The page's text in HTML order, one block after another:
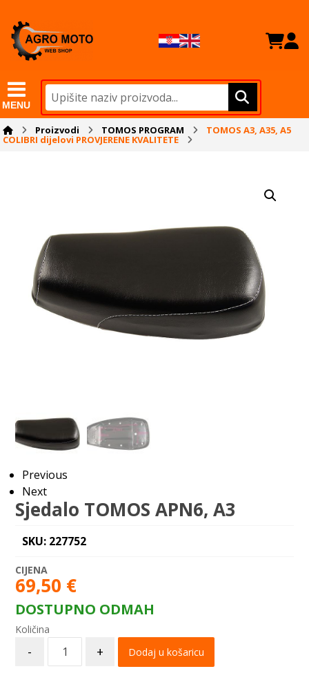
MENU
Proizvodi TOMOS PROGRAM TOMOS A3, A35, A5
COLIBRI dijelovi PROVJERENE KVALITETE
Previous
Next
Sjedalo TOMOS APN6, A3
SKU: 227752
69,50 €
DOSTUPNO ODMAH
- + Dodaj u košaricu